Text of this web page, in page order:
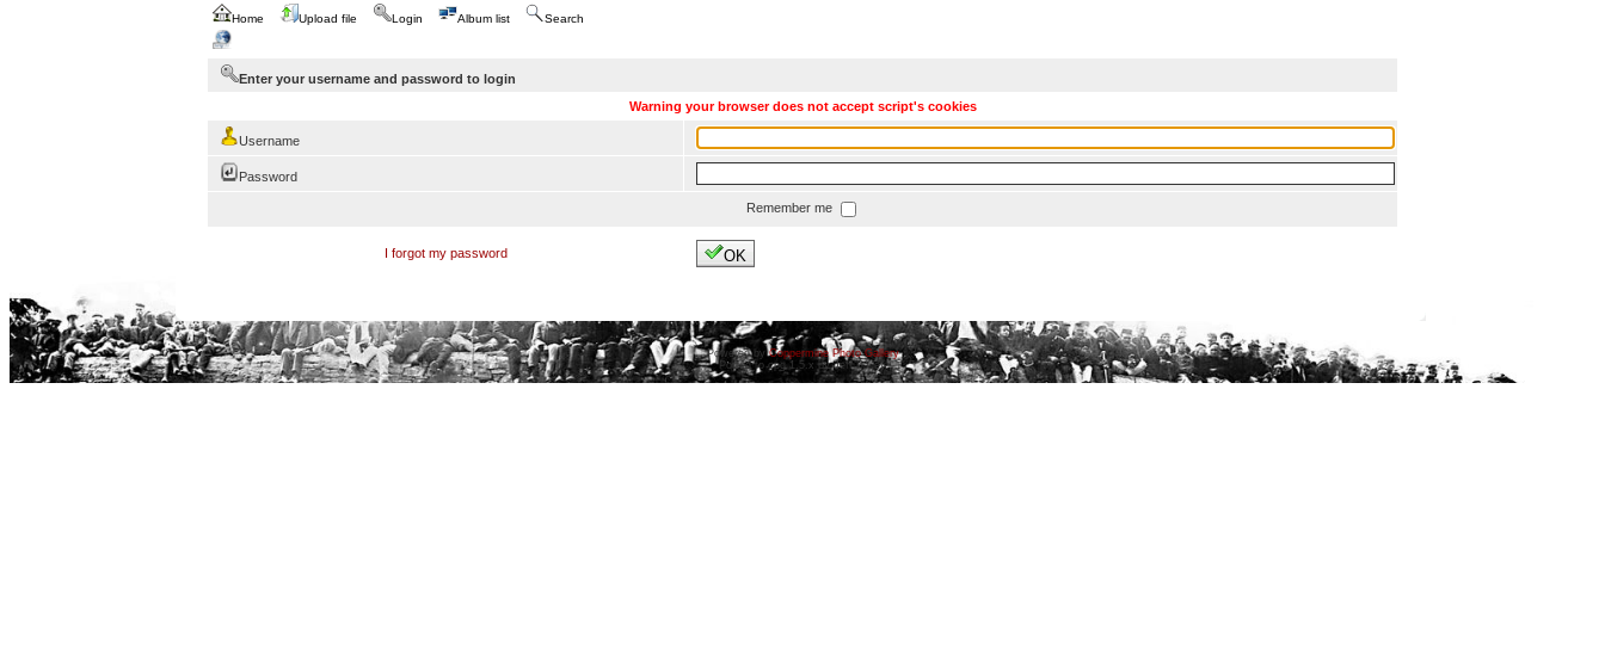
Home Upload file Login Album list Search
Enter your username and password to login
Warning your browser does not accept script's cookies
Username
Password
Remember me
I forgot my password OK
Powered byCoppermine Photo Gallery
Ported to cpg 1.5.x by Jeff Bailey